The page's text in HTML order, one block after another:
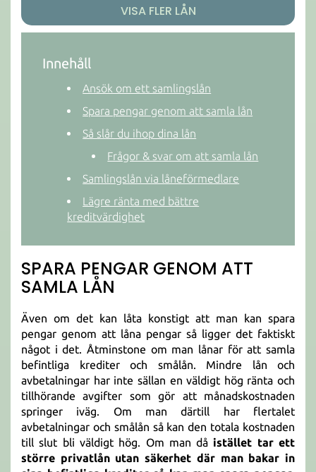
VISA FLER LÅN
Innehåll
Ansök om ett samlingslån
Spara pengar genom att samla lån
Så slår du ihop dina lån
Frågor & svar om att samla lån
Samlingslån via låneförmedlare
Lägre ränta med bättre
kreditvärdighet
SPARA PENGAR GENOM ATT
SAMLA LÅN
Även om det kan låta konstigt att man kan spara
pengar genom att låna pengar så ligger det faktiskt
något i det. Åtminstone om man lånar för att samla
befintliga krediter och smålån. Mindre lån och
avbetalningar har inte sällan en väldigt hög ränta och
tillhörande avgifter som gör att månadskostnaden
springer iväg. Om man därtill har flertalet
avbetalningar och smålån så kan den totala kostnaden
till slut bli väldigt hög. Om man då istället tar ett
större privatlån utan säkerhet där man bakar in